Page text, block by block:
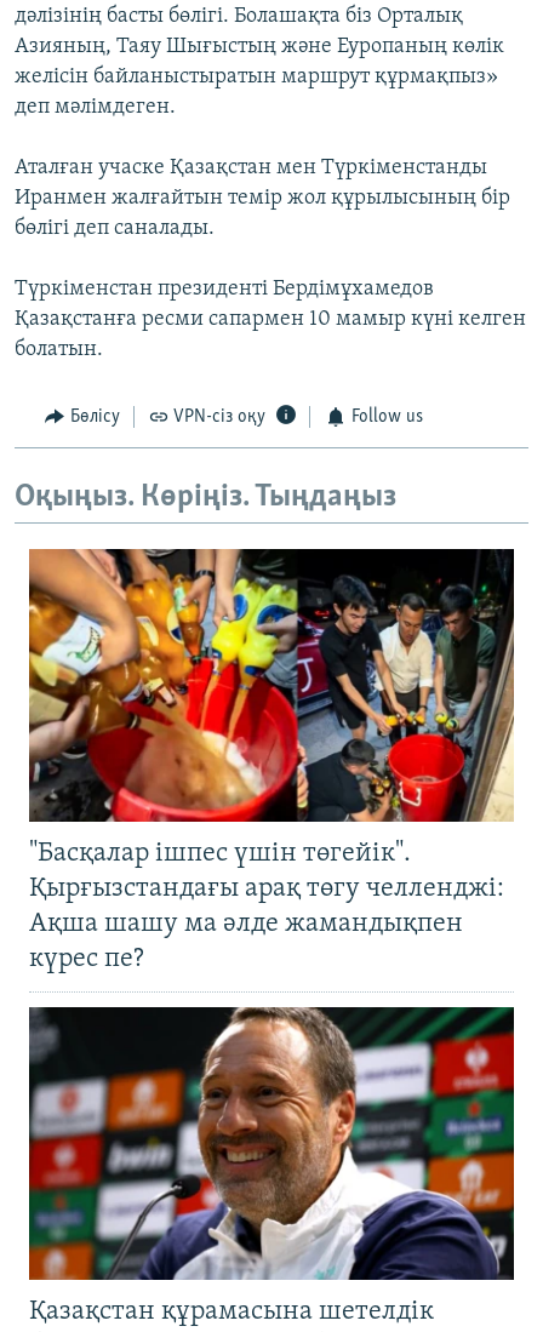
дәлізінің басты бөлігі. Болашақта біз Орталық
Азияның, Таяу Шығыстың және Еуропаның көлік
желісін байланыстыратын маршрут құрмақпыз»
деп мәлімдеген.
Аталған учаске Қазақстан мен Түркіменстанды
Иранмен жалғайтын темір жол құрылысының бір
бөлігі деп саналады.
Түркіменстан президенті Бердімұхамедов
Қазақстанға ресми сапармен 10 мамыр күні келген
болатын.
Бөлісу VPN-сіз оқу Follow us
Оқыңыз. Көріңіз. Тыңдаңыз
"Басқалар ішпес үшін төгейік".
Қырғызстандағы арақ төгу челленджі:
Ақша шашу ма әлде жамандықпен
күрес пе?
Қазақстан құрамасына шетелдік